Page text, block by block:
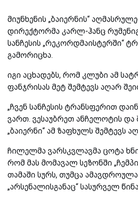
მიუნხენის „ბაიერნის“
დირექტორმა კარლ-ჰანც
სანჩესის „რეკორდმაისტერში“
გამორიცხა.
იგი აცხადებს, რომ კლუბი ამ
ფანჯრისას მეტ შემტევს აღარ
„ჩვენ სანჩესის ტრანსფერით
ვართ. ვესაუბრეთ ანჩელოტის
„ბაიერნი“ ამ ზაფხულს შემტევს
ჩილელმა ვარსკვლავმა ცოტა
რომ მას მომავალ სეზონში
თამაში სურს, თუმცა
„არსენალისგანაც“ სასურველ